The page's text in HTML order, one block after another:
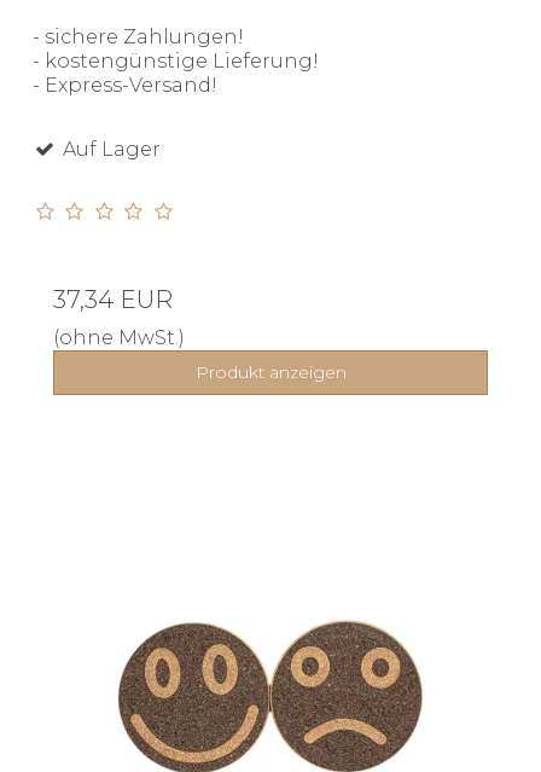
- sichere Zahlungen!
- kostengünstige Lieferung!
- Express-Versand!
Auf Lager
37,34 EUR
(ohne MwSt.)
Produkt anzeigen